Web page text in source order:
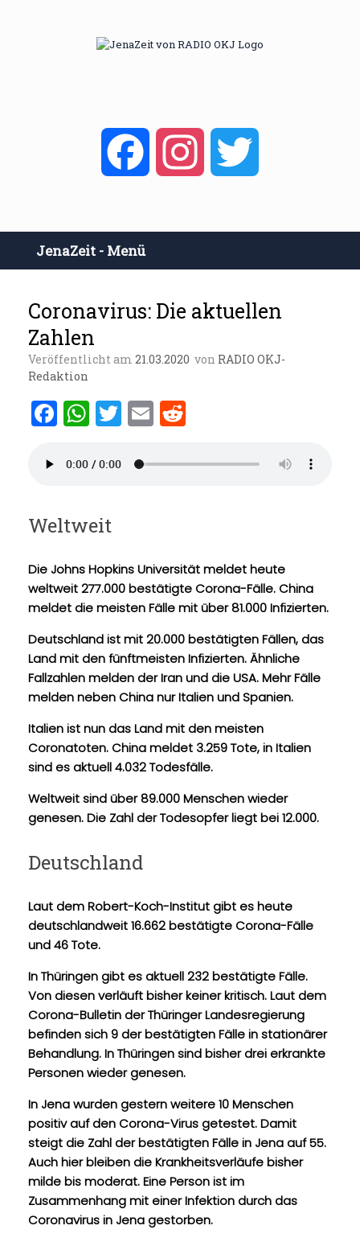
Facebook Instagram
JenaZeit - Menü
Coronavirus: Die aktuellen
Zahlen
Veröffentlicht am 21.03.2020 von RADIO OKJ-
Redaktion
F
ce
o
o
k
W
at
A
p
p
T
it
E
ai d
Weltweit
Die Johns Hopkins Universität meldet heute
weltweit 277.000 bestätigte Corona-Fälle. China
meldet die meisten Fälle mit über 81.000 Infizierten.
Deutschland ist mit 20.000 bestätigten Fällen, das
Land mit den fünftmeisten Infizierten. Ähnliche
Fallzahlen melden der Iran und die USA. Mehr Fälle
melden neben China nur Italien und Spanien.
Italien ist nun das Land mit den meisten
Coronatoten. China meldet 3.259 Tote, in Italien
sind es aktuell 4.032 Todesfälle.
Weltweit sind über 89.000 Menschen wieder
genesen. Die Zahl der Todesopfer liegt bei 12.000.
Deutschland
Laut dem Robert-Koch-Institut gibt es heute
deutschlandweit 16.662 bestätigte Corona-Fälle
und 46 Tote.
In Thüringen gibt es aktuell 232 bestätigte Fälle.
Von diesen verläuft bisher keiner kritisch. Laut dem
Corona-Bulletin der Thüringer Landesregierung
befinden sich 9 der bestätigten Fälle in stationärer
Behandlung. In Thüringen sind bisher drei erkrankte
Personen wieder genesen.
In Jena wurden gestern weitere 10 Menschen
positiv auf den Corona-Virus getestet. Damit
steigt die Zahl der bestätigten Fälle in Jena auf 55.
Auch hier bleiben die Krankheitsverläufe bisher
milde bis moderat. Eine Person ist im
Zusammenhang mit einer Infektion durch das
Coronavirus in Jena gestorben.